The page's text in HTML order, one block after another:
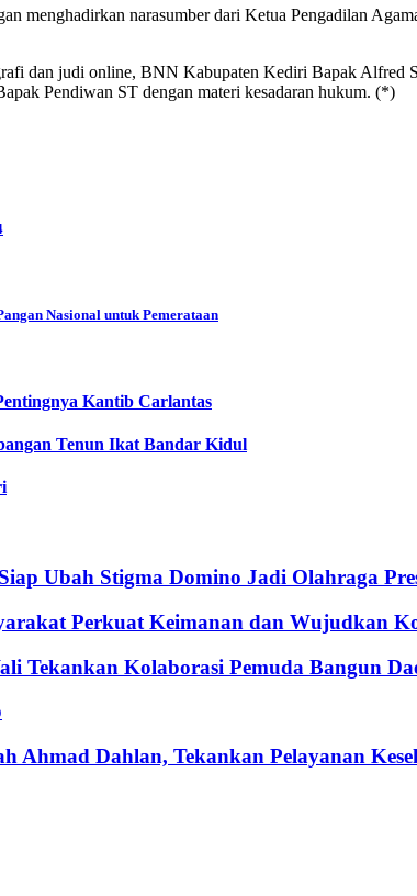
menghadirkan narasumber dari Ketua Pengadilan
dan judi online, BNN Kabupaten Kediri Bapak Alfred
Pendiwan ST dengan materi kesadaran hukum. (*)
Nasional untuk Pemerataan
Kantib Carlantas
Tenun Ikat Bandar Kidul
Ubah Stigma Domino Jadi Olahraga
Perkuat Keimanan dan Wujudkan
Tekankan Kolaborasi Pemuda Bangun
Dahlan, Tekankan Pelayanan